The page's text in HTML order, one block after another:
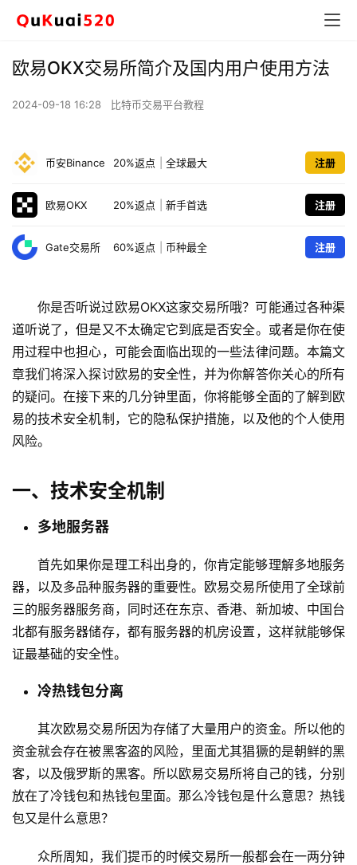
欧易OKX交易所简介及国内用户使用方法
2024-09-18 16:28 比特币交易平台教程
币安Binance 20%返点 全球最大 注册
欧易OKX 20%返点 新手首选 注册
Gate交易所 60%返点 币种最全 注册
你是否听说过欧易OKX这家交易所哦？可能通过各种渠
道听说了，但是又不太确定它到底是否安全。或者是你在使
用过程中也担心，可能会面临出现的一些法律问题。本篇文
章我们将深入探讨欧易的安全性，并为你解答你关心的所有
的疑问。在接下来的几分钟里面，你将能够全面的了解到欧
易的技术安全机制，它的隐私保护措施，以及他的个人使用
风险。
一、技术安全机制
多地服务器
首先如果你是理工科出身的，你肯定能够理解多地服务
器，以及多品种服务器的重要性。欧易交易所使用了全球前
三的服务器服务商，同时还在东京、香港、新加坡、中国台
北都有服务器储存，都有服务器的机房设置，这样就能够保
证最基础的安全性。
冷热钱包分离
其次欧易交易所因为存储了大量用户的资金。所以他的
资金就会存在被黑客盗的风险，里面尤其猖獗的是朝鲜的黑
客，以及俄罗斯的黑客。所以欧易交易所将自己的钱，分别
放在了冷钱包和热钱包里面。那么冷钱包是什么意思？热钱
包又是什么意思？
众所周知，我们提币的时候交易所一般都会在一两分钟